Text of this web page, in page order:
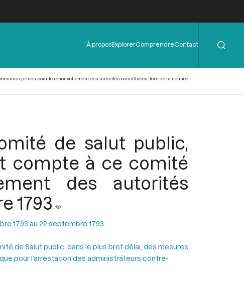
Menu
de
À proposExplorerComprendreContact
prises pour le renouvellement des autorités constituées, lors de la séance
de salut public,
compte à ce comité
des autorités
1793
1793 au 22 septembre 1793
de Salut public, dans le plus bref délai, des mesures
pour l’arrestation des administrateurs contre-